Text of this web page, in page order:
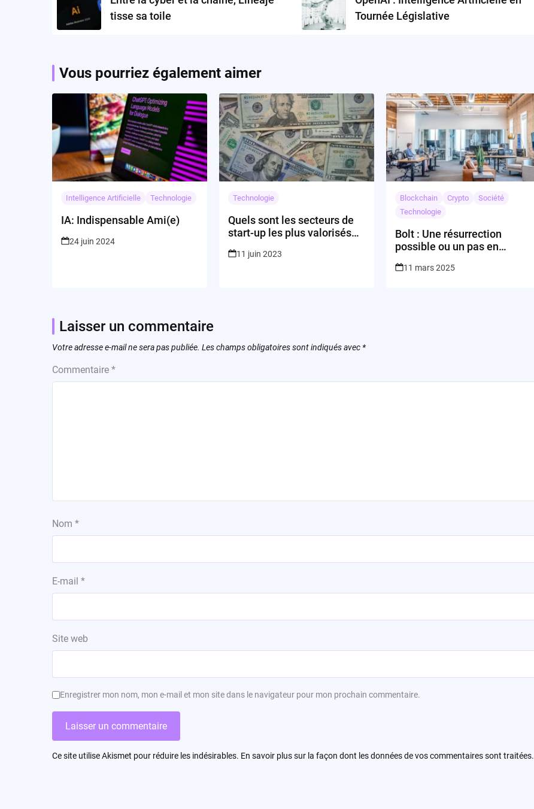
tisse sa toile
Tournée Législative
Vous pourriez également aimer
Intelligence Artificielle Technologie
IA: Indispensable Ami(e)
24 juin 2024
Technologie
Quels sont les secteurs de
start-up les plus valorisés
11 juin 2023
Blockchain Crypto
Société
Technologie
Bolt : Une résurrection
possible ou un pas en
11 mars 2025
Laisser un commentaire
Votre adresse e-mail ne sera pas publiée. Les champs obligatoires sont indiqués avec *
Commentaire *
Nom *
E-mail *
Site web
Enregistrer mon nom, mon e-mail et mon site dans le navigateur pour mon prochain commentaire.
Ce site utilise Akismet pour réduire les indésirables. En savoir plus sur la façon dont les données de vos commentaires sont traitées.